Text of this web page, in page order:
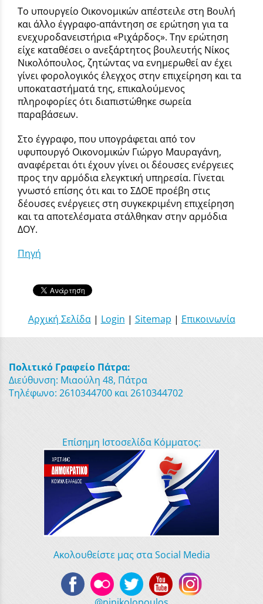
Το υπουργείο Οικονομικών απέστειλε στη Βουλή
και άλλο έγγραφο-απάντηση σε ερώτηση για τα
ενεχυροδανειστήρια «Ριχάρδος». Την ερώτηση
είχε καταθέσει ο ανεξάρτητος βουλευτής Νίκος
Νικολόπουλος, ζητώντας να ενημερωθεί αν έχει
γίνει φορολογικός έλεγχος στην επιχείρηση και τα
υποκαταστήματά της, επικαλούμενος
πληροφορίες ότι διαπιστώθηκε σωρεία
παραβάσεων.
Στο έγγραφο, που υπογράφεται από τον
υφυπουργό Οικονομικών Γιώργο Μαυραγάνη,
αναφέρεται ότι έχουν γίνει οι δέουσες ενέργειες
προς την αρμόδια ελεγκτική υπηρεσία. Γίνεται
γνωστό επίσης ότι και το ΣΔΟΕ προέβη στις
δέουσες ενέργειες στη συγκεκριμένη επιχείρηση
και τα αποτελέσματα στάλθηκαν στην αρμόδια
ΔΟΥ.
Πηγή
Αρχική Σελίδα| Login | Sitemap | Επικοινωνία
Πολιτικό Γραφείο Πάτρα:
Διεύθυνση: Μιαούλη 48, Πάτρα
Τηλέφωνο: 2610344700 και 2610344702
Επίσημη Ιστοσελίδα Κόμματος:
Ακολουθείστε μας στα Social Media